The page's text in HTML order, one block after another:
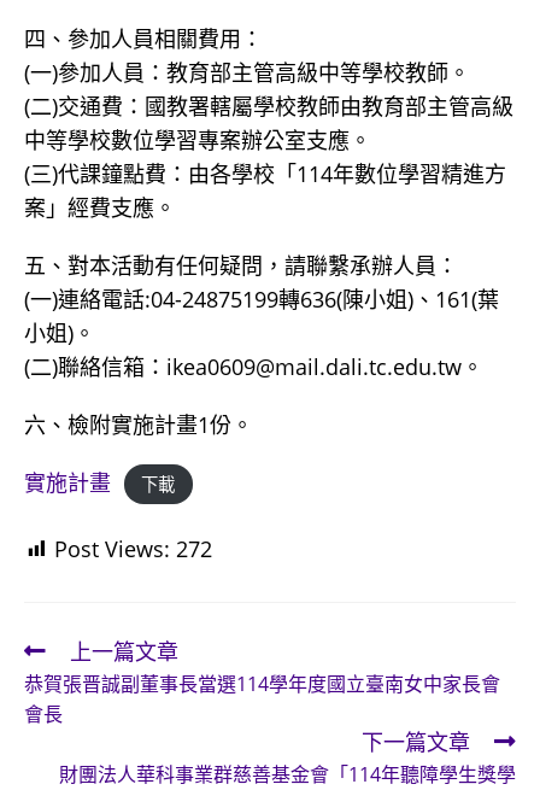
四、參加人員相關費用：
(一)參加人員：教育部主管高級中等學校教師。
(二)交通費：國教署轄屬學校教師由教育部主管高級
中等學校數位學習專案辦公室支應。
(三)代課鐘點費：由各學校「114年數位學習精進方
案」經費支應。
五、對本活動有任何疑問，請聯繫承辦人員：
(一)連絡電話:04-24875199轉636(陳小姐)、161(葉
小姐)。
(二)聯絡信箱：ikea0609@mail.dali.tc.edu.tw。
六、檢附實施計畫1份。
實施計畫
下載
Post Views: 272
Read
more
articles
上一篇文章
恭賀張晋誠副董事長當選114學年度國立臺南女中家長會
會長
下一篇文章
財團法人華科事業群慈善基金會「114年聽障學生獎學